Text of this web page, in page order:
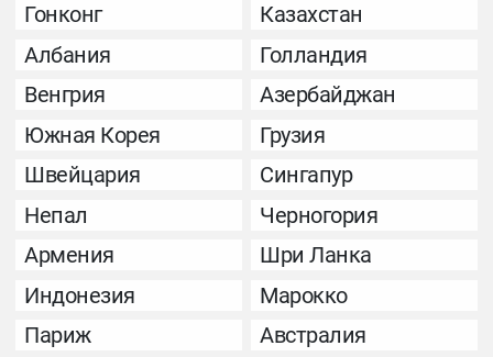
Гонконг
Казахстан
Албания
Голландия
Венгрия
Азербайджан
Южная Корея
Грузия
Швейцария
Сингапур
Непал
Черногория
Армения
Шри Ланка
Индонезия
Марокко
Париж
Австралия